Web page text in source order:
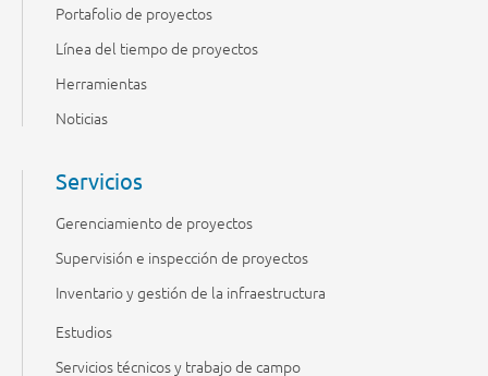
Portafolio de proyectos
Línea del tiempo de proyectos
Herramientas
Noticias
Servicios
Gerenciamiento de proyectos
Supervisión e inspección de proyectos
Inventario y gestión de la infraestructura
Estudios
Servicios técnicos y trabajo de campo